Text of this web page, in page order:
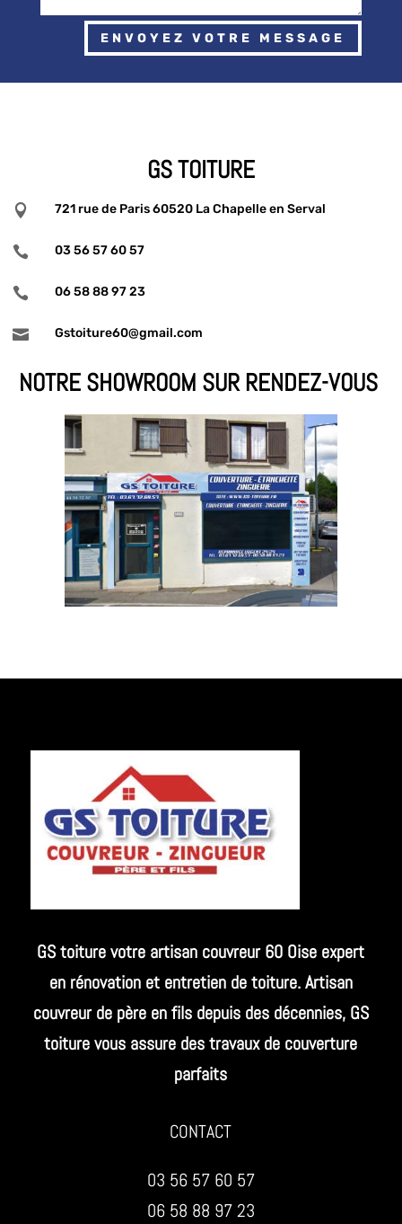
ENVOYEZ VOTRE MESSAGE
GS TOITURE
 721 rue de Paris 60520 La Chapelle en Serval
 03 56 57 60 57
 06 58 88 97 23
 Gstoiture60@gmail.com
NOTRE SHOWROOM SUR RENDEZ-VOUS
GS toiture votre artisan couvreur 60 Oise expert
en rénovation et entretien de toiture. Artisan
couvreur de père en fils depuis des décennies, GS
toiture vous assure des travaux de couverture
parfaits
CONTACT
03 56 57 60 57
06 58 88 97 23